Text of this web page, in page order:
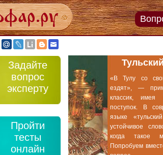
Задайте
вопрос
эксперту
Пройти
тесты
онлайн